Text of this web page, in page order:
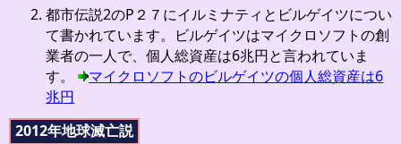
都市伝説2のP２７にイルミナティとビルゲイツについ
て書かれています。ビルゲイツはマイクロソフトの創
業者の一人で、個人総資産は6兆円と言われていま
す。 マイクロソフトのビルゲイツの個人総資産は6
兆円
2012年地球滅亡説